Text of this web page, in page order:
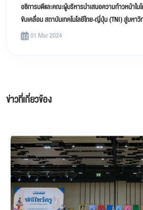
อธิการบดีและคณะผู้บริหารนำเสนอความก้าวหน้าใ
ขับเคลื่อน สถาบันเทคโนโลยีไทย-ญี่ปุ่น (TNI) สู่มหา
01 Mar 2024
ข่าวที่เกี่ยวข้อง